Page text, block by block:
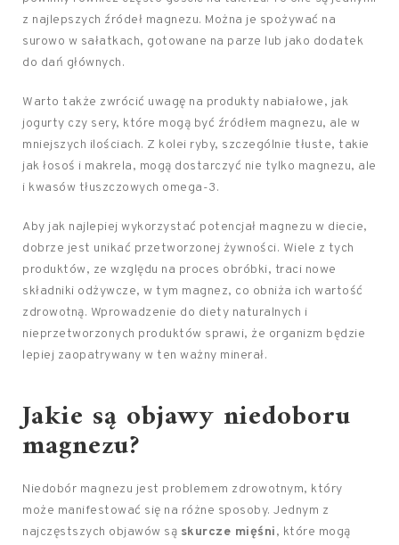
z najlepszych źródeł magnezu. Można je spożywać na
surowo w sałatkach, gotowane na parze lub jako dodatek
do dań głównych.
Warto także zwrócić uwagę na produkty nabiałowe, jak
jogurty czy sery, które mogą być źródłem magnezu, ale w
mniejszych ilościach. Z kolei ryby, szczególnie tłuste, takie
jak łosoś i makrela, mogą dostarczyć nie tylko magnezu, ale
i kwasów tłuszczowych omega-3.
Aby jak najlepiej wykorzystać potencjał magnezu w diecie,
dobrze jest unikać przetworzonej żywności. Wiele z tych
produktów, ze względu na proces obróbki, traci nowe
składniki odżywcze, w tym magnez, co obniża ich wartość
zdrowotną. Wprowadzenie do diety naturalnych i
nieprzetworzonych produktów sprawi, że organizm będzie
lepiej zaopatrywany w ten ważny minerał.
Jakie są objawy niedoboru
magnezu?
Niedobór magnezu jest problemem zdrowotnym, który
może manifestować się na różne sposoby. Jednym z
najczęstszych objawów są skurcze mięśni, które mogą